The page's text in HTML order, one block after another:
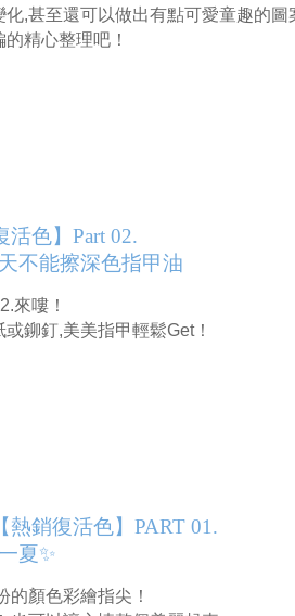
,甚至還可以做出有點可愛童趣的圖
精心整理吧！
活色】Part 02.
不能擦深色指甲油
來嘍！
鉚釘,美美指甲輕鬆Get！
熱銷復活色】PART 01.
夏✨
的顏色彩繪指尖！